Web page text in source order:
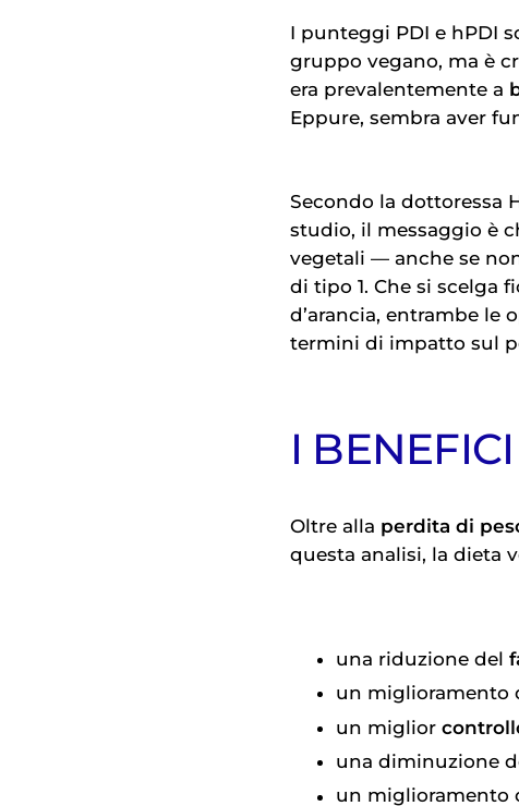
I punteggi PDI e hPDI
gruppo vegano, ma è
era prevalentemente a
Eppure, sembra aver
Secondo la dottoressa
studio, il messaggio è
vegetali — anche se
di tipo 1. Che si scelga
d’arancia, entrambe le
termini di impatto sul
I
Oltre alla perdita di
questa analisi, la dieta
una riduzione del
un miglioramento
un miglior
una diminuzione
un miglioramento